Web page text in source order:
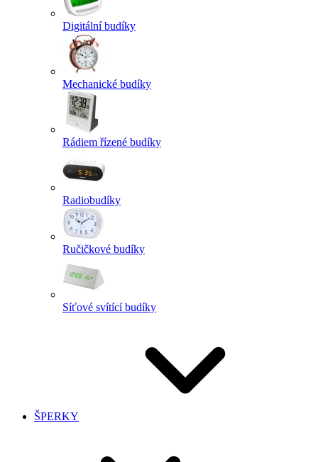
Digitální budíky
Mechanické budíky
Rádiem řízené budíky
Radiobudíky
Ručičkové budíky
Síťové svítící budíky
ŠPERKY